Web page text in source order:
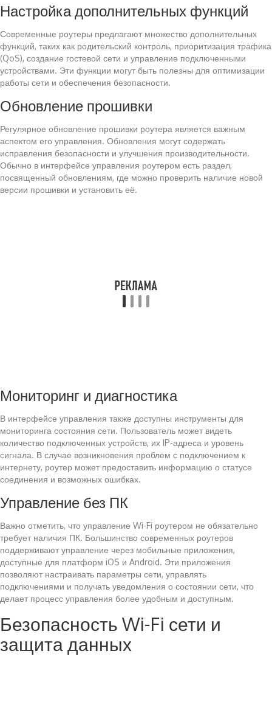
Настройка дополнительных функций
Современные роутеры предлагают множество дополнительных
функций, таких как родительский контроль, приоритизация трафика
(QoS), создание гостевой сети и управление подключенными
устройствами. Эти функции могут быть полезны для оптимизации
работы сети и обеспечения безопасности.
Обновление прошивки
Регулярное обновление прошивки роутера является важным
аспектом его управления. Обновления могут содержать
исправления безопасности и улучшения производительности.
Обычно в интерфейсе управления роутером есть раздел,
посвященный обновлениям, где можно проверить наличие новой
версии прошивки и установить её.
Мониторинг и диагностика
В интерфейсе управления также доступны инструменты для
мониторинга состояния сети. Пользователь может видеть
количество подключенных устройств, их IP-адреса и уровень
сигнала. В случае возникновения проблем с подключением к
интернету, роутер может предоставить информацию о статусе
соединения и возможных ошибках.
Управление без ПК
Важно отметить, что управление Wi-Fi роутером не обязательно
требует наличия ПК. Большинство современных роутеров
поддерживают управление через мобильные приложения,
доступные для платформ iOS и Android. Эти приложения
позволяют настраивать параметры сети, управлять
подключениями и получать уведомления о состоянии сети, что
делает процесс управления более удобным и доступным.
Безопасность Wi-Fi сети и
защита данных